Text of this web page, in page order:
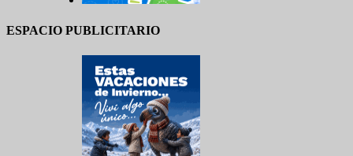
ESPACIO PUBLICITARIO